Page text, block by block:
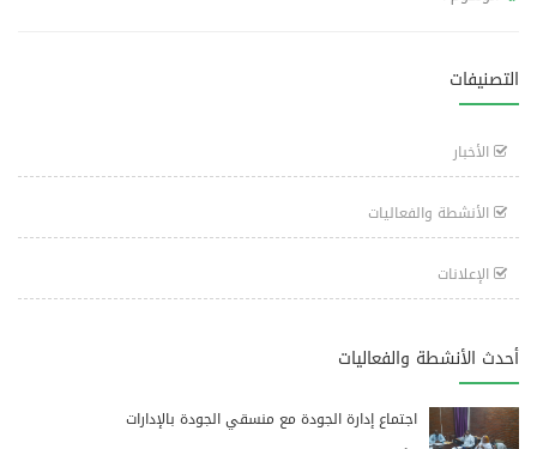
التصنيفات
الأخبار
الأنشطة والفعاليات
الإعلانات
أحدث الأنشطة والفعاليات
اجتماع إدارة الجودة مع منسقي الجودة بالإدارات